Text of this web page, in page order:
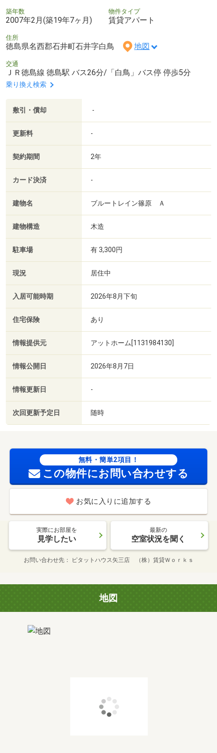
築年数
2007年2月(築19年7ヶ月)
物件タイプ
賃貸アパート
住所
徳島県名西郡石井町石井字白鳥 地図
交通
ＪＲ徳島線 徳島駅 バス26分/「白鳥」バス停 停歩5分
乗り換え検索
敷引・償却 -
更新料 -
契約期間 2年
カード決済 -
建物名 ブルートレイン篠原 Ａ
建物構造 木造
駐車場 有 3,300円
現況 居住中
入居可能時期 2026年8月下旬
住宅保険 あり
情報提供元 アットホーム[1131984130]
情報公開日 2026年8月7日
情報更新日 -
次回更新予定日 随時
無料・簡単2項目！
この物件にお問い合わせする
お気に入りに追加する
実際にお部屋を
見学したい
最新の
空室状況を聞く
お問い合わせ先 ピタットハウス矢三店 （株）賃貸Ｗｏｒｋｓ
地図